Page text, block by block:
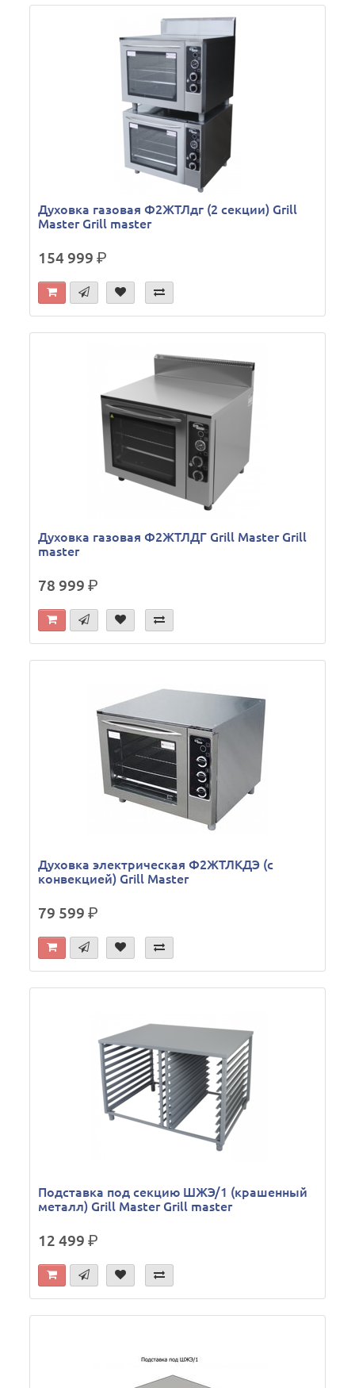
Духовка газовая Ф2ЖТЛдг (2 секции) Grill
Master Grill master
154 999р.
Духовка газовая Ф2ЖТЛДГ Grill Master Grill
master
78 999р.
Духовка электрическая Ф2ЖТЛКДЭ (с
конвекцией) Grill Master
79 599р.
Подставка под секцию ШЖЭ/1 (крашенный
металл) Grill Master Grill master
12 499р.